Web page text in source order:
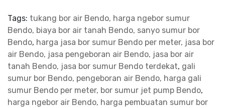
Tags: tukang bor air Bendo, harga ngebor sumur
Bendo, biaya bor air tanah Bendo, sanyo sumur bor
Bendo, harga jasa bor sumur Bendo per meter, jasa bor
air Bendo, jasa pengeboran air Bendo, jasa bor air
tanah Bendo, jasa bor sumur Bendo terdekat, gali
sumur bor Bendo, pengeboran air Bendo, harga gali
sumur Bendo per meter, bor sumur jet pump Bendo,
harga ngebor air Bendo, harga pembuatan sumur bor